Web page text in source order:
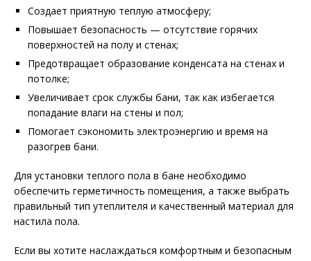
Создает приятную теплую атмосферу;
Повышает безопасность — отсутствие горячих
поверхностей на полу и стенах;
Предотвращает образование конденсата на стенах и
потолке;
Увеличивает срок службы бани, так как избегается
попадание влаги на стены и пол;
Помогает сэкономить электроэнергию и время на
разогрев бани.
Для установки теплого пола в бане необходимо
обеспечить герметичность помещения, а также выбрать
правильный тип утеплителя и качественный материал для
настила пола.
Если вы хотите наслаждаться комфортным и безопасным